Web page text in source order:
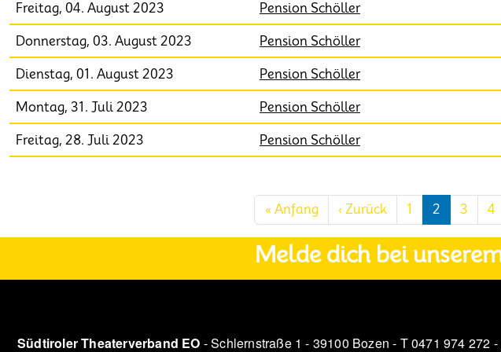
Freitag, 04. August 2023 Pension Schöller
Donnerstag, 03. August 2023 Pension Schöller
Dienstag, 01. August 2023 Pension Schöller
Montag, 31. Juli 2023 Pension Schöller
Freitag, 28. Juli 2023 Pension Schöller
« AnfangErste Seite
‹ ZurückVorherige Seite
1 2 3 4
Melde dich bei
Südtiroler Theaterverband EO - Schlernstraße 1 - 39100 Bozen - T 0471 974 272 -